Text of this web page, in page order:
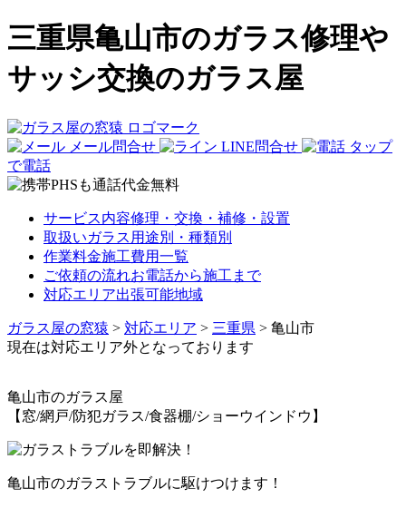
三重県亀山市のガラス修理や
サッシ交換のガラス屋
メール問合せ LINE問合せ
タップ
で電話
サービス内容修理・交換・補修・設置
取扱いガラス 用途別・種類別
作業料金施工費用一覧
ご依頼の流れお電話から施工まで
対応エリア出張可能地域
ガラス屋の窓猿 > 対応エリア > 三重県 > 亀山市
現在は対応エリア外となっております
亀山市のガラス屋
【窓/網戸/防犯ガラス/食器棚/ショーウインドウ】
亀山市のガラストラブルに駆けつけます！